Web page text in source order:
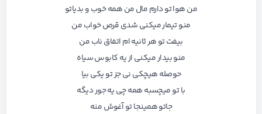
ﻣﻦ ﻫﻮا ﺗﻮ دارم ﻣﺎل ﻣﻦ ﻫﻤﻪ ﺧﻮب و ﺑﺪﻳﺎﺗﻮ
ﻣﻨﻮ ﺗﻴﻤﺎر ﻣﻴﻜﻨﻰ ﺷﺪی ﻗﺮص ﺧﻮاب ﻣﻦ
ﺑﻴﻔﺖ ﺗﻮ ﻫﺮ ﺛﺎﻧﻴﻪ ام اﺗﻔﺎق ﻧﺎب ﻣﻦ
ﻣﻨﻮ ﺑﻴﺪار ﻣﻴﻜﻨﻰ از ﻳﻪ ﻛﺎﺑﻮس ﺳﻴﺎه
ﺣﻮﺻﻠﻪ ﻫﻴﭽﻜﻰ ﻧﻰ ﺟﺰ ﺗﻮ ﻳﻜﻰ ﺑﻴﺎ
ﺑﺎ ﺗﻮ ﻣﻴﭽﺴﺒﻪ ﻫﻤﻪ ﭼﻰ ﻳﻪ ﺟﻮر دﻳﮕﻪ
ﺟﺎﺗﻮ ﻫﻤﻴﻨﺠﺎ ﺗﻮ آﻏﻮش ﻣﻨﻪ